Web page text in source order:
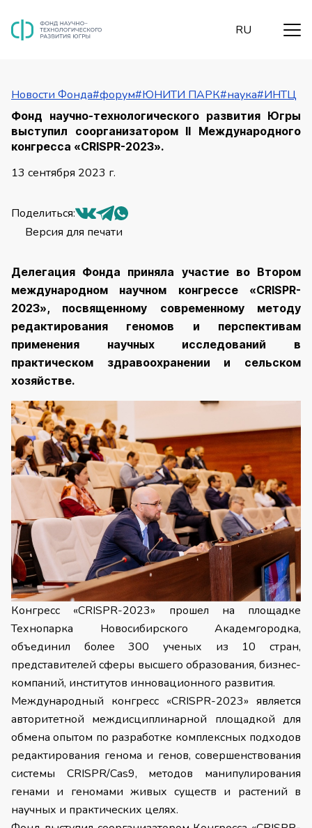
RU
Новости Фонда#форум#ЮНИТИ ПАРК#наука#ИНТЦ
Фонд научно-технологического развития Югры
выступил соорганизатором II Международного
конгресса «CRISPR-2023».
13 сентября 2023 г.
Поделиться:
Версия для печати
Делегация Фонда приняла участие во Втором
международном научном конгрессе «CRISPR-
2023», посвященному современному методу
редактирования геномов и перспективам
применения научных исследований в
практическом здравоохранении и сельском
хозяйстве.
Конгресс «CRISPR-2023» прошел на площадке
Технопарка Новосибирского Академгородка,
объединил более 300 ученых из 10 стран,
представителей сферы высшего образования, бизнес-
компаний, институтов инновационного развития.
Международный конгресс «CRISPR-2023» является
авторитетной междисциплинарной площадкой для
обмена опытом по разработке комплексных подходов
редактирования генома и генов, совершенствования
системы CRISPR/Cas9, методов манипулирования
генами и геномами живых существ и растений в
научных и практических целях.